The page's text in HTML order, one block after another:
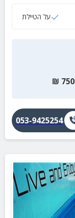
על הטיילת
750
₪
053-9425254